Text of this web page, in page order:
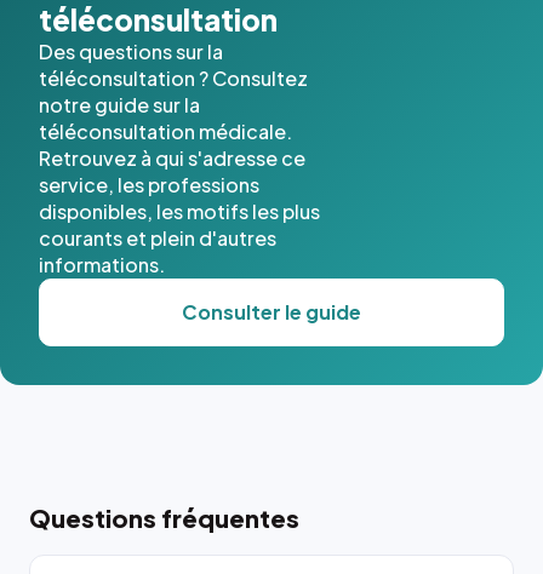
téléconsultation
Des questions sur la
téléconsultation ? Consultez
notre guide sur la
téléconsultation médicale.
Retrouvez à qui s'adresse ce
service, les professions
disponibles, les motifs les plus
courants et plein d'autres
informations.
Consulter le guide
Questions fréquentes